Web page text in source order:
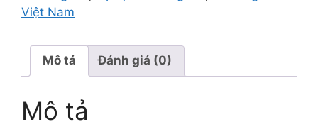
Việt Nam
Mô tả Đánh giá (0)
Mô tả